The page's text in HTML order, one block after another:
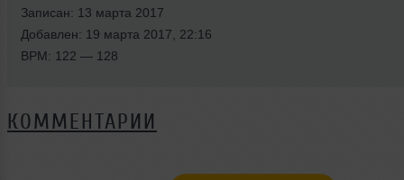
Записан: 13 марта 2017
Добавлен: 19 марта 2017, 22:16
BPM: 122 — 128
КОММЕНТАРИИ